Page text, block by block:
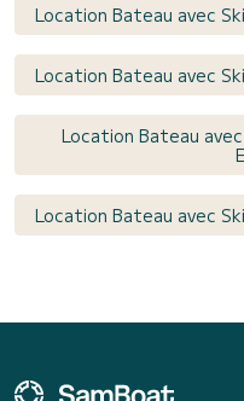
Location Bateau avec
Location Bateau avec
Location Bateau
Location Bateau avec